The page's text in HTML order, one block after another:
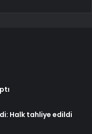
Halk tahliye edildi